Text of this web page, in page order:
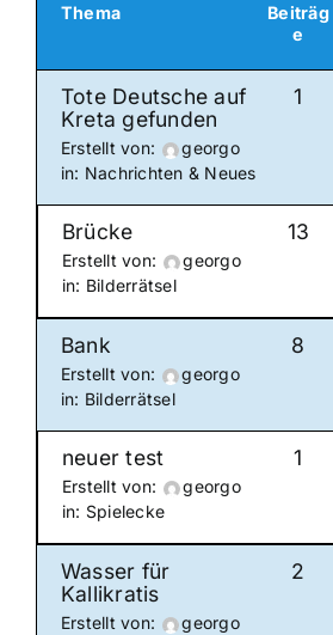
Thema
Beiträg
e
Tote Deutsche auf
Kreta gefunden
Erstellt von:
georgo
in: Nachrichten & Neues
1
Brücke
Erstellt von:
georgo
in: Bilderrätsel
13
Bank
Erstellt von:
georgo
in: Bilderrätsel
8
neuer test
Erstellt von:
georgo
in: Spielecke
1
Wasser für
Kallikratis
Erstellt von:
georgo
2